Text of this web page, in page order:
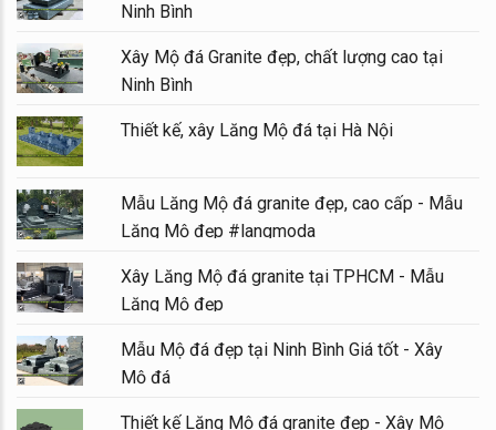
Ninh Bình
Xây Mộ đá Granite đẹp, chất lượng cao tại
Ninh Bình
Thiết kế, xây Lăng Mộ đá tại Hà Nội
Mẫu Lăng Mộ đá granite đẹp, cao cấp - Mẫu
Lăng Mộ đẹp #langmoda
Xây Lăng Mộ đá granite tại TPHCM - Mẫu
Lăng Mộ đẹp
Mẫu Mộ đá đẹp tại Ninh Bình Giá tốt - Xây
Mộ đá
Thiết kế Lăng Mộ đá granite đẹp - Xây Mộ